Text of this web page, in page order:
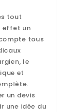
tout
effet un
tous
le
et
un devis
une idée du